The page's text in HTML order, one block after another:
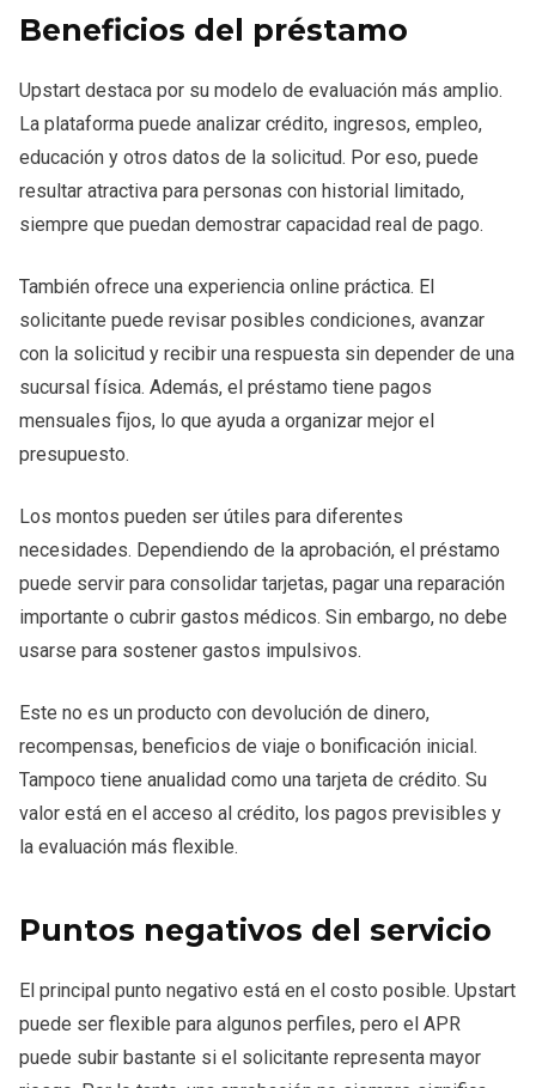
Beneficios del préstamo
Upstart destaca por su modelo de evaluación más amplio.
La plataforma puede analizar crédito, ingresos, empleo,
educación y otros datos de la solicitud. Por eso, puede
resultar atractiva para personas con historial limitado,
siempre que puedan demostrar capacidad real de pago.
También ofrece una experiencia online práctica. El
solicitante puede revisar posibles condiciones, avanzar
con la solicitud y recibir una respuesta sin depender de una
sucursal física. Además, el préstamo tiene pagos
mensuales fijos, lo que ayuda a organizar mejor el
presupuesto.
Los montos pueden ser útiles para diferentes
necesidades. Dependiendo de la aprobación, el préstamo
puede servir para consolidar tarjetas, pagar una reparación
importante o cubrir gastos médicos. Sin embargo, no debe
usarse para sostener gastos impulsivos.
Este no es un producto con devolución de dinero,
recompensas, beneficios de viaje o bonificación inicial.
Tampoco tiene anualidad como una tarjeta de crédito. Su
valor está en el acceso al crédito, los pagos previsibles y
la evaluación más flexible.
Puntos negativos del servicio
El principal punto negativo está en el costo posible. Upstart
puede ser flexible para algunos perfiles, pero el APR
puede subir bastante si el solicitante representa mayor